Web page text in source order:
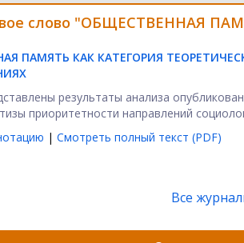
слово "ОБЩЕСТВЕННАЯ
ПАМЯТЬ КАК КАТЕГОРИЯ
результаты анализа
приоритетности направлений
| Смотреть полный текст (PDF)
Все